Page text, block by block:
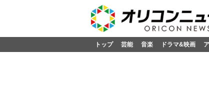
トップ 芸能 音楽 ドラマ&映画